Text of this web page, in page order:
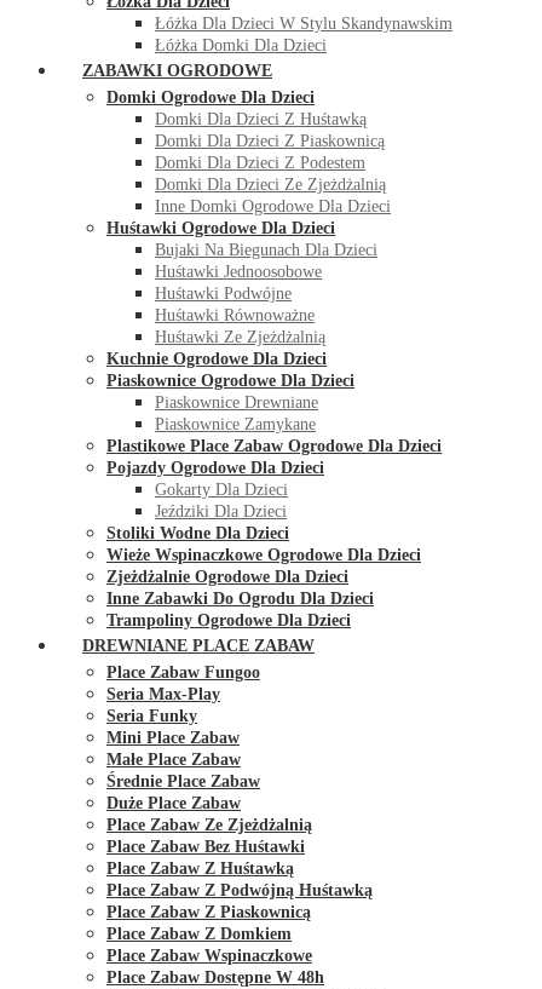
Łóżka Dla Dzieci W Stylu Skandynawskim
Łóżka Domki Dla Dzieci
ZABAWKI OGRODOWE
Domki Ogrodowe Dla Dzieci
Domki Dla Dzieci Z Huśtawką
Domki Dla Dzieci Z Piaskownicą
Domki Dla Dzieci Z Podestem
Domki Dla Dzieci Ze Zjeżdżalnią
Inne Domki Ogrodowe Dla Dzieci
Huśtawki Ogrodowe Dla Dzieci
Bujaki Na Biegunach Dla Dzieci
Huśtawki Jednoosobowe
Huśtawki Podwójne
Huśtawki Równoważne
Huśtawki Ze Zjeżdżalnią
Kuchnie Ogrodowe Dla Dzieci
Piaskownice Ogrodowe Dla Dzieci
Piaskownice Drewniane
Piaskownice Zamykane
Plastikowe Place Zabaw Ogrodowe Dla Dzieci
Pojazdy Ogrodowe Dla Dzieci
Gokarty Dla Dzieci
Jeździki Dla Dzieci
Stoliki Wodne Dla Dzieci
Wieże Wspinaczkowe Ogrodowe Dla Dzieci
Zjeżdżalnie Ogrodowe Dla Dzieci
Inne Zabawki Do Ogrodu Dla Dzieci
Trampoliny Ogrodowe Dla Dzieci
DREWNIANE PLACE ZABAW
Place Zabaw Fungoo
Seria Max-Play
Seria Funky
Mini Place Zabaw
Małe Place Zabaw
Średnie Place Zabaw
Duże Place Zabaw
Place Zabaw Ze Zjeżdżalnią
Place Zabaw Bez Huśtawki
Place Zabaw Z Huśtawką
Place Zabaw Z Podwójną Huśtawką
Place Zabaw Z Piaskownicą
Place Zabaw Z Domkiem
Place Zabaw Wspinaczkowe
Place Zabaw Dostępne W 48h